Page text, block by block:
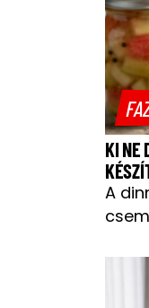
KI NE
A